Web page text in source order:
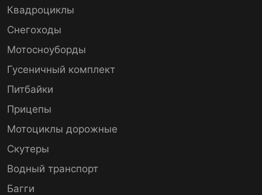
Квадроциклы
Снегоходы
Мотосноуборды
Гусеничный комплект
Питбайки
Прицепы
Мотоциклы дорожные
Скутеры
Водный транспорт
Багги